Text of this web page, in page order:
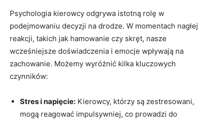
Psychologia ⁣kierowcy⁤ odgrywa istotną⁤ rolę w
podejmowaniu decyzji⁣ na drodze. W momentach nagłej ​
reakcji, ⁢takich ⁢jak hamowanie​ czy skręt, nasze‌
wcześniejsze doświadczenia i emocje wpływają na
‍zachowanie. ⁣Możemy wyróżnić kilka ⁢kluczowych
czynników:
Stres⁤ i napięcie: Kierowcy, którzy​ są zestresowani,
mogą⁢ reagować impulsywniej, co‌ prowadzi do